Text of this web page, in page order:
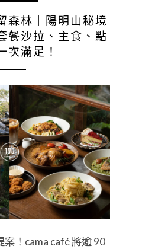
森林｜陽明山秘境
餐沙拉、主食、點
次滿足！
！cama café 將逾 90